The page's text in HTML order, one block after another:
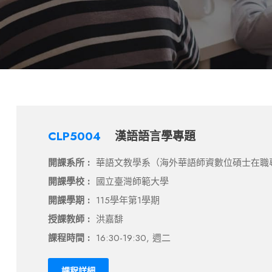
CLP5004 漢語語言學專題
開課系所 : 華語文教學系（海外華語師資數位碩士在職
開課學校 : 國立臺灣師範大學
開課學期 : 115學年第1學期
授課教師 : 洪嘉馡
課程時間 : 16:30-19:30, 週二